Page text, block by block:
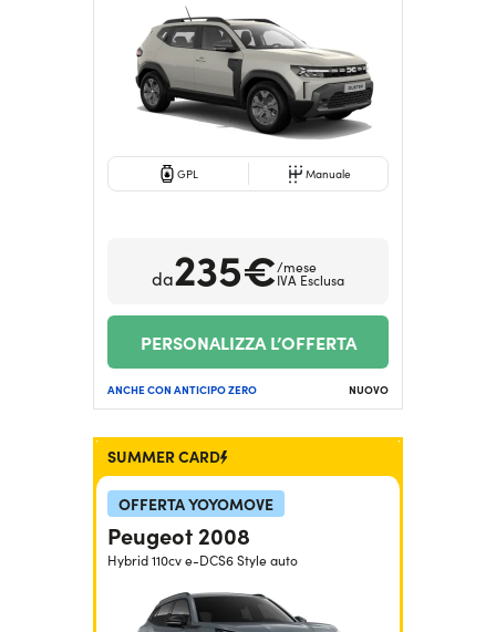
GPL Manuale
da235€/mese
IVA Esclusa
PERSONALIZZA L’OFFERTA
ANCHE CON ANTICIPO ZERO NUOVO
SUMMER CARD
OFFERTA YOYOMOVE
Peugeot 2008
Hybrid 110cv e-DCS6 Style auto